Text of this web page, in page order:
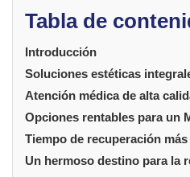
Tabla de
Introducción
Soluciones estéticas
Atención médica de alta
Opciones rentables para un
Tiempo de recuperación
Un hermoso destino para la